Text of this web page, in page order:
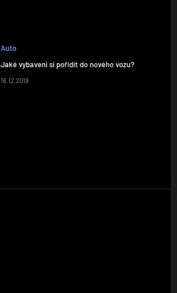
Auto
Jaké vybavení si pořídit do nového vozu?
16.12.2019